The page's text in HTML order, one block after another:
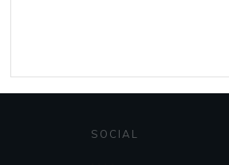
SOCIAL